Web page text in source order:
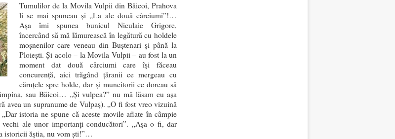
Tumulilor de la Movila Vulpii din Băicoi, Prahova
li se mai spuneau și „La ale două cârciumi”!…
Așa îmi spunea bunicul Niculaie Grigore,
încercând să mă lămurească în legătură cu holdele
moșnenilor care veneau din Buștenari și până la
Ploiești. Și acolo – la Movila Vulpii – au fost la un
moment dat două cârciumi care își făceau
concurență, aici trăgând țăranii ce mergeau cu
căruțele spre holde, dar și muncitorii ce doreau să
sau Băicoi… „Și vulpea?” nu mă lăsam eu așa
avea un supranume de Vulpaș). „O fi fost vreo vizuină
istoria ne spune că aceste movile aflate în câmpie
vechi ale unor importanți conducători”. „Așa o fi, dar
istoricii ăștia, nu vom ști!”…